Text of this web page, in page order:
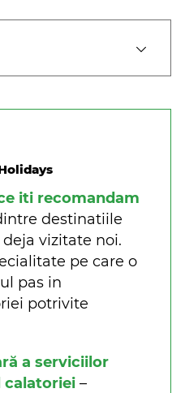
iti recomandam
destinatiile
vizitate noi.
pe care o
pas in
potrivite
a serviciilor
calatoriei –